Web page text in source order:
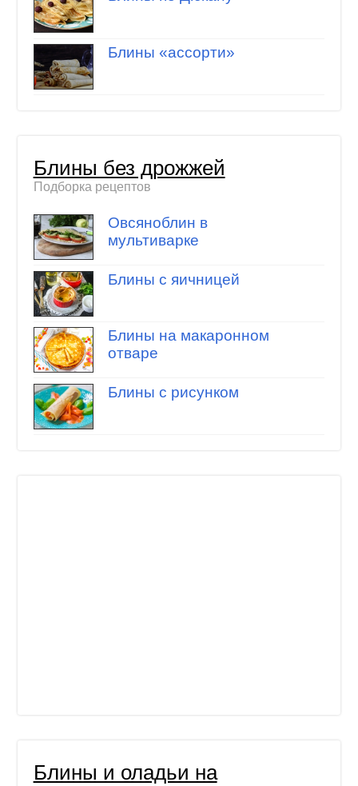
Блины «ассорти»
Блины без дрожжей
Подборка рецептов
Овсяноблин в
мультиварке
Блины с яичницей
Блины на макаронном
отваре
Блины с рисунком
Блины и оладьи на